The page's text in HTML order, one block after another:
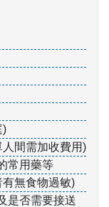
)
間需加收費用)
常用藥等
無食物過敏)
是否需要接送